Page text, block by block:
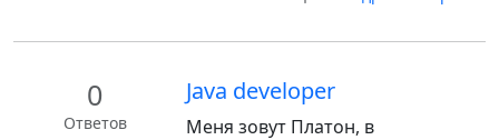
0
Ответов
Java developer
Меня зовут Платон, в